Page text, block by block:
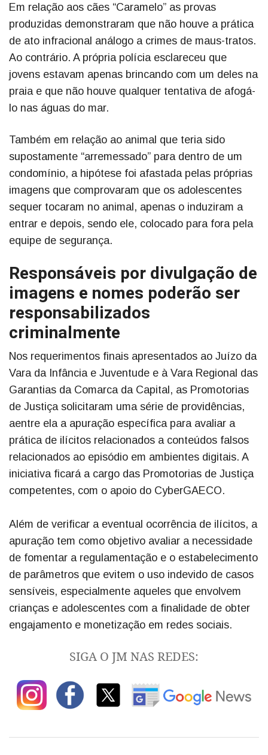
Em relação aos cães “Caramelo” as provas
produzidas demonstraram que não houve a prática
de ato infracional análogo a crimes de maus-tratos.
Ao contrário. A própria polícia esclareceu que
jovens estavam apenas brincando com um deles na
praia e que não houve qualquer tentativa de afogá-
lo nas águas do mar.
Também em relação ao animal que teria sido
supostamente “arremessado” para dentro de um
condomínio, a hipótese foi afastada pelas próprias
imagens que comprovaram que os adolescentes
sequer tocaram no animal, apenas o induziram a
entrar e depois, sendo ele, colocado para fora pela
equipe de segurança.
Responsáveis por divulgação de
imagens e nomes poderão ser
responsabilizados
criminalmente
Nos requerimentos finais apresentados ao Juízo da
Vara da Infância e Juventude e à Vara Regional das
Garantias da Comarca da Capital, as Promotorias
de Justiça solicitaram uma série de providências,
aentre ela a apuração específica para avaliar a
prática de ilícitos relacionados a conteúdos falsos
relacionados ao episódio em ambientes digitais. A
iniciativa ficará a cargo das Promotorias de Justiça
competentes, com o apoio do CyberGAECO.
Além de verificar a eventual ocorrência de ilícitos, a
apuração tem como objetivo avaliar a necessidade
de fomentar a regulamentação e o estabelecimento
de parâmetros que evitem o uso indevido de casos
sensíveis, especialmente aqueles que envolvem
crianças e adolescentes com a finalidade de obter
engajamento e monetização em redes sociais.
SIGA O JM NAS REDES: